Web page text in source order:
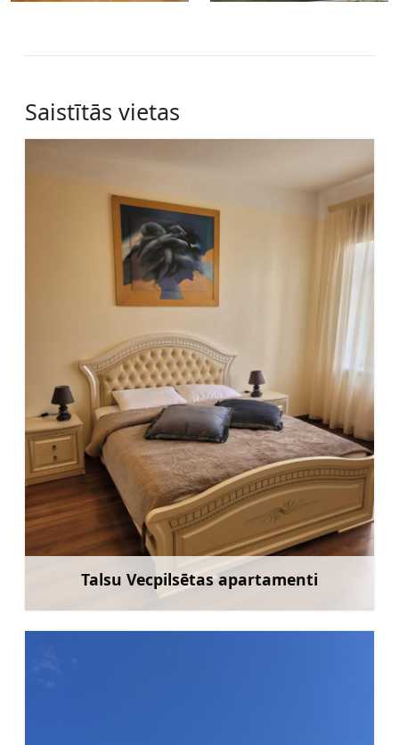
Saistītās vietas
Talsu Vecpilsētas apartamenti
Uzzināt vairāk